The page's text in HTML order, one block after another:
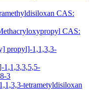
CAS:
CAS:
propyl]-1,1,3,3-
1,1,3,3,5,5-
3
tetrametyldisiloxan